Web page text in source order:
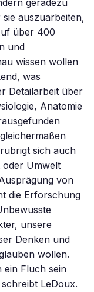
geradezu
sie auszuarbeiten,
über 400
und
wissen wollen 
was
Detailarbeit über
Anatomie
sich auch
Umwelt
von
die Erforschung
unsere
Denken und
wollen.
Fluch sein 
LeDoux.